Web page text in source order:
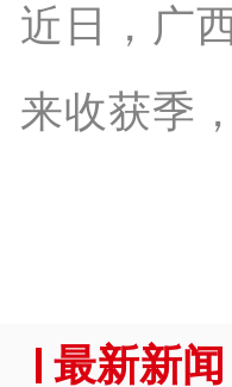
近日，广
来收获季
最新新闻